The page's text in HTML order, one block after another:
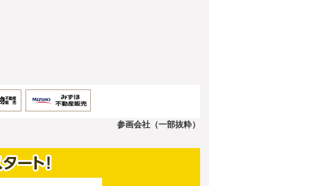
参画会社（一部抜粋）